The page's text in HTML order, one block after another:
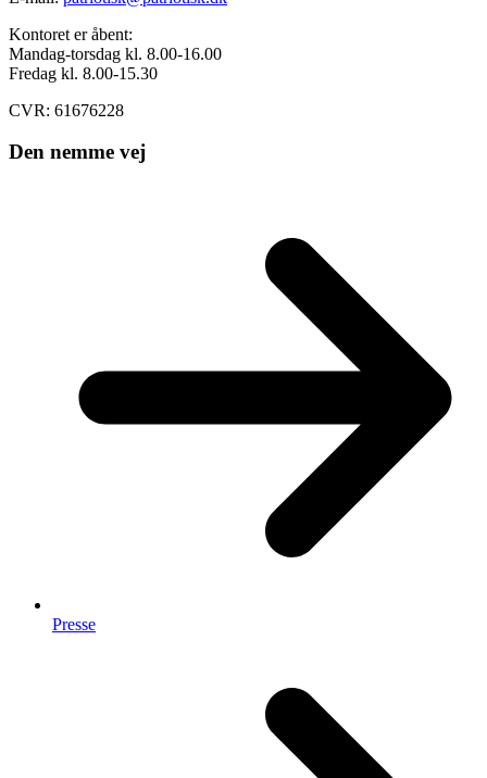
Kontoret er åbent:
Mandag-torsdag kl. 8.00-16.00
Fredag kl. 8.00-15.30
CVR: 61676228
Den nemme vej
Presse